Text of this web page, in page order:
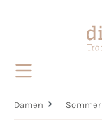
Damen Sommer